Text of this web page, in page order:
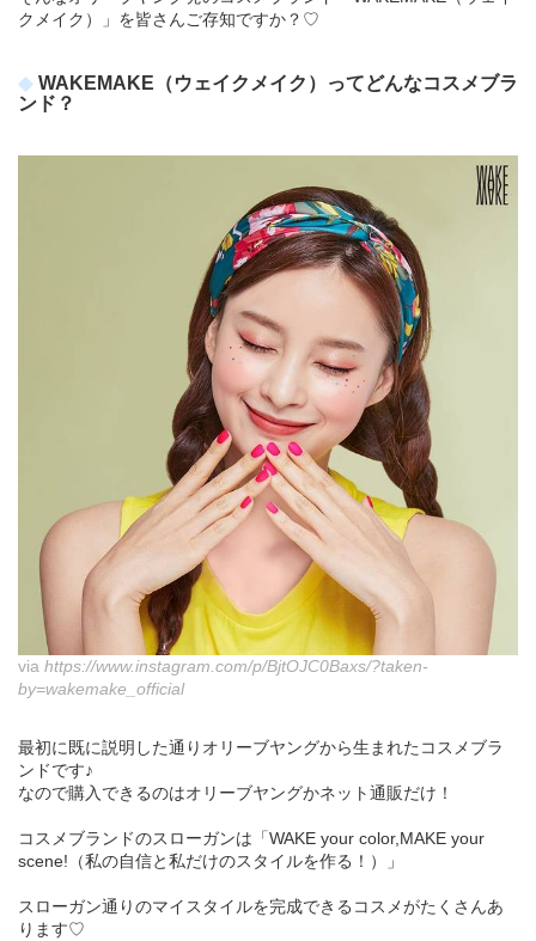
クメイク）」を皆さんご存知ですか？♡
WAKEMAKE（ウェイクメイク）ってどんなコスメブラ
ンド？
via https://www.instagram.com/p/BjtOJC0Baxs/?taken-
by=wakemake_official
最初に既に説明した通りオリーブヤングから生まれたコスメブラ
ンドです♪
なので購入できるのはオリーブヤングかネット通販だけ！
コスメブランドのスローガンは「WAKE your color,MAKE your
scene!（私の自信と私だけのスタイルを作る！）」
スローガン通りのマイスタイルを完成できるコスメがたくさんあ
ります♡